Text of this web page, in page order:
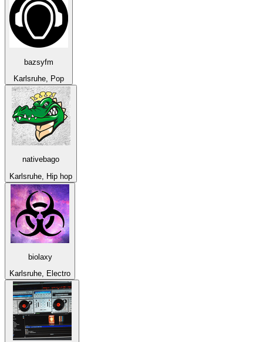
bazsyfm
Karlsruhe, Pop
nativebago
Karlsruhe, Hip hop
biolaxy
Karlsruhe, Electro